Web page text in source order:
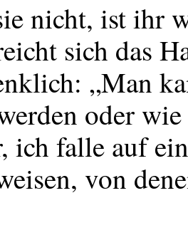
nicht, ist ihr
sich das
„Man
oder
ich falle auf
von